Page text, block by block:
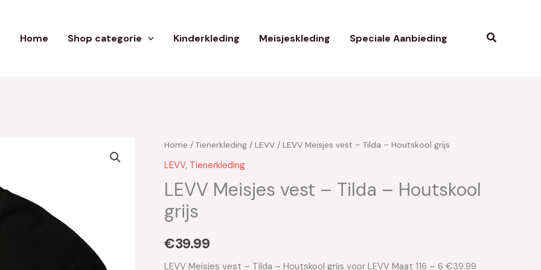
Home Shop categorie Kinderkleding Meisjeskleding Speciale Aanbieding Zoeken
Home / Tienerkleding / LEVV / LEVV Meisjes vest – Tilda – Houtskool grijs
LEVV, Tienerkleding
LEVV Meisjes vest – Tilda – Houtskool
grijs
€39.99
LEVV Meisjes vest – Tilda – Houtskool grijs voor LEVV Maat 116 – 6 €39.99